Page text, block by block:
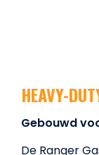
HEAVY-
Gebouwd
De Ranqer